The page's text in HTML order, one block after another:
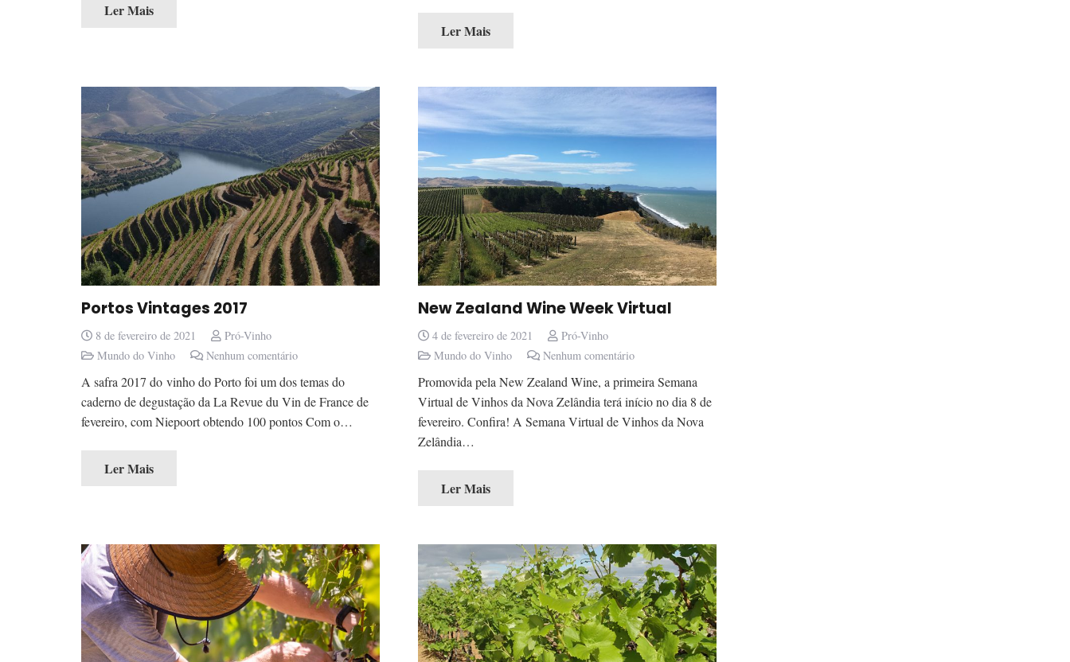
Ler Mais
Ler Mais
Portos Vintages 2017
8 de fevereiro de 2021
Pró-Vinho
Mundo do Vinho
Nenhum comentário
A safra 2017 do vinho do Porto foi um dos temas do
caderno de degustação da La Revue du Vin de France de
fevereiro, com Niepoort obtendo 100 pontos Com o…
Ler Mais
New Zealand Wine Week Virtual
4 de fevereiro de 2021
Pró-Vinho
Mundo do Vinho
Nenhum comentário
Promovida pela New Zealand Wine, a primeira Semana
Virtual de Vinhos da Nova Zelândia terá início no dia 8 de
fevereiro. Confira! A Semana Virtual de Vinhos da Nova
Zelândia…
Ler Mais